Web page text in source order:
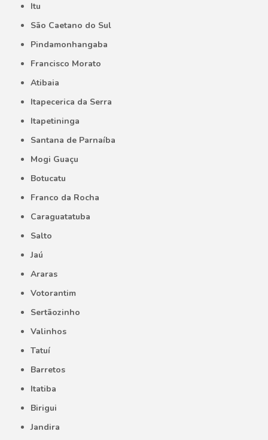
Itu
São Caetano do Sul
Pindamonhangaba
Francisco Morato
Atibaia
Itapecerica da Serra
Itapetininga
Santana de Parnaíba
Mogi Guaçu
Botucatu
Franco da Rocha
Caraguatatuba
Salto
Jaú
Araras
Votorantim
Sertãozinho
Valinhos
Tatuí
Barretos
Itatiba
Birigui
Jandira